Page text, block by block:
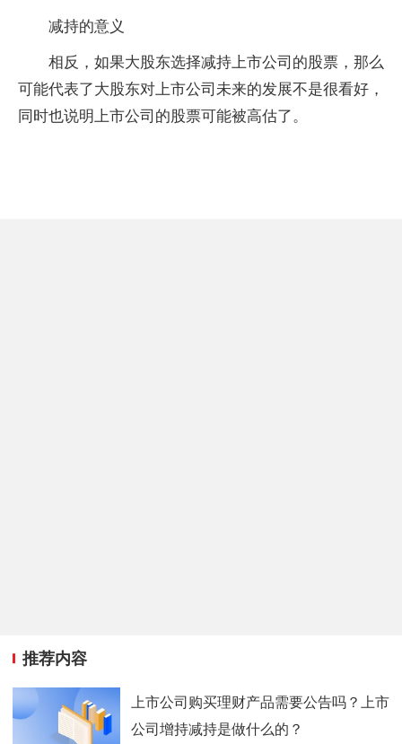
减持的意义
相反，如果大股东选择减持上市公司的股票，那么
可能代表了大股东对上市公司未来的发展不是很看好，
同时也说明上市公司的股票可能被高估了。
推荐内容
上市公司购买理财产品需要公告吗？上市
公司增持减持是做什么的？